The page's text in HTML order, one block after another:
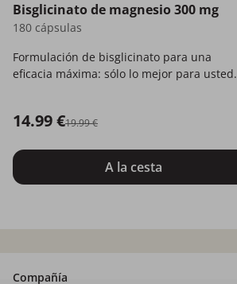
Bisglicinato de magnesio 300 mg
180 cápsulas
Formulación de bisglicinato para una
eficacia máxima: sólo lo mejor para usted.
14.99 €19.99 €
A la cesta
Compañía